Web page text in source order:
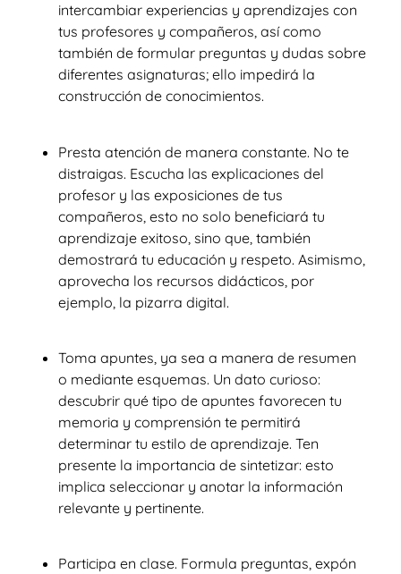
intercambiar experiencias y aprendizajes con
tus profesores y compañeros, así como
también de formular preguntas y dudas sobre
diferentes asignaturas; ello impedirá la
construcción de conocimientos.
Presta atención de manera constante. No te
distraigas. Escucha las explicaciones del
profesor y las exposiciones de tus
compañeros, esto no solo beneficiará tu
aprendizaje exitoso, sino que, también
demostrará tu educación y respeto. Asimismo,
aprovecha los recursos didácticos, por
ejemplo, la pizarra digital.
Toma apuntes, ya sea a manera de resumen
o mediante esquemas. Un dato curioso:
descubrir qué tipo de apuntes favorecen tu
memoria y comprensión te permitirá
determinar tu estilo de aprendizaje. Ten
presente la importancia de sintetizar: esto
implica seleccionar y anotar la información
relevante y pertinente.
Participa en clase. Formula preguntas, expón